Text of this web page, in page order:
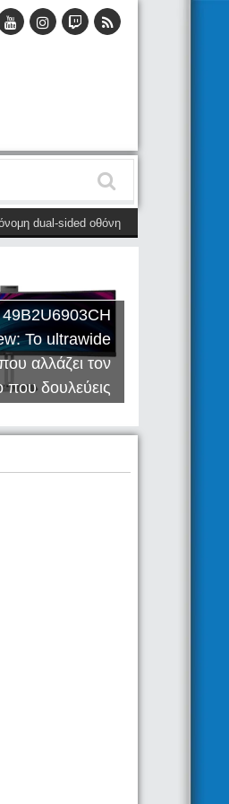
dual-sided οθόνη (28 Μαΐου)
Το ultrawide
αλλάζει τον
που δουλεύεις